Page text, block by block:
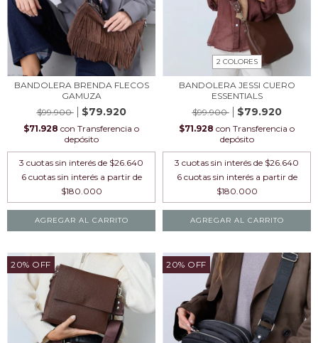
BANDOLERA BRENDA FLECOS
GAMUZA
$99.900
$79.920
$71.928 con Transferencia o
depósito
3 cuotas sin interés de $26.640
AGREGAR AL CARRITO
2 COLORES
BANDOLERA JESSI CUERO
ESSENTIALS
$99.900
$79.920
$71.928 con Transferencia o
depósito
3 cuotas sin interés de $26.640
AGREGAR AL CARRITO
20% OFF 20% OFF